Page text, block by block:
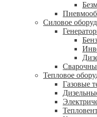
Силовое
Тепловое
Газовые